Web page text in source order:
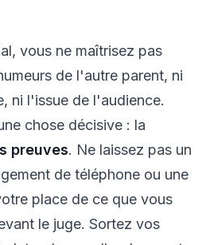
vous ne maîtrisez pas
de l'autre parent, ni
ni l'issue de l'audience.
chose décisive : la
preuves. Ne laissez pas un
de téléphone ou une
place de ce que vous
le juge. Sortez vos